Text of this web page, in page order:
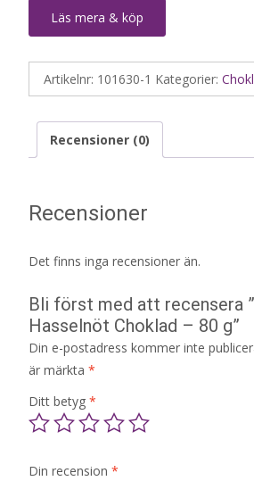
Läs mera & köp
Artikelnr: 101630-1 Kategorier:
Recensioner (0)
Recensioner
Det finns inga recensioner än.
Bli först med att recensera
Hasselnöt Choklad – 80 g”
Din e-postadress kommer inte
är märkta *
Ditt betyg *
Din recension *